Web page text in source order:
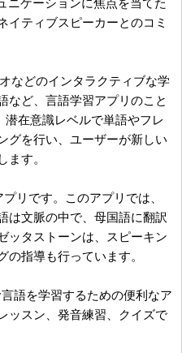
イティブスピーカーとのコミ
などのインタラクティブな学
など、言語学習アプリのこと
潜在意識レベルで単語やフレ
グを行い、ユーザーが新しい
す。
リです。このアプリでは、
は文脈の中で、母国語に翻訳
ッタストーンは、スピーキン
指導も行っています。
語を学習するための便利なア
ッスン、発音練習、クイズで